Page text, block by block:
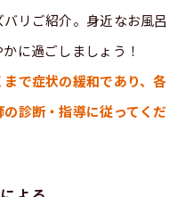
リご紹介。身近なお風呂
に過ごしましょう！
で症状の緩和であり、各
診断・指導に従ってくだ